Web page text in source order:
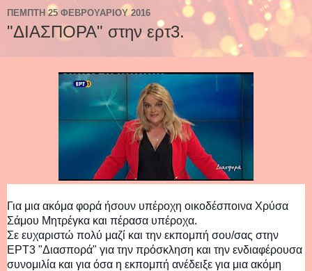
ΠΈΜΠΤΗ 25 ΦΕΒΡΟΥΑΡΊΟΥ 2016
"ΔΙΑΣΠΟΡΑ" στην ερτ3.
Για μια ακόμα φορά ήσουν υπέροχη οικοδέσποινα Χρύσα
Σάμου Μητρέγκα και πέρασα υπέροχα.
Σε ευχαριστώ πολύ μαζί και την εκπομπή σου/σας στην
ΕΡΤ3 "Διασπορά" για την πρόσκληση και την ενδιαφέρουσα
συνομιλία και για όσα η εκπομπή ανέδειξε για μια ακόμη